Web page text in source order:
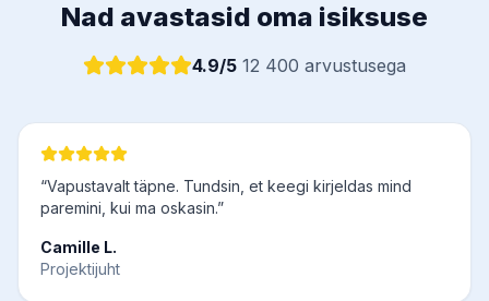
Nad avastasid oma isiksuse
4.9/5 12 400 arvustusega
“Vapustavalt täpne. Tundsin, et keegi kirjeldas mind
paremini, kui ma oskasin.”
Camille L.
Projektijuht